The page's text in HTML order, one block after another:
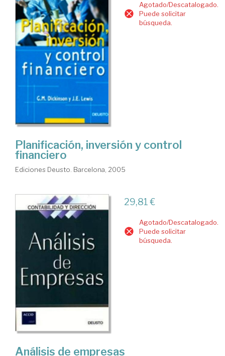
Agotado/Descatalogado.
Puede solicitar
búsqueda.
Planificación, inversión y control
financiero
Ediciones Deusto. Barcelona, 2005
29,81 €
Agotado/Descatalogado.
Puede solicitar
búsqueda.
Análisis de empresas